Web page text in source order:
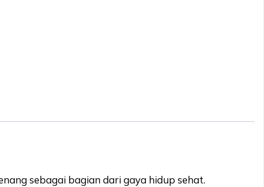
sebagai bagian dari gaya hidup sehat.